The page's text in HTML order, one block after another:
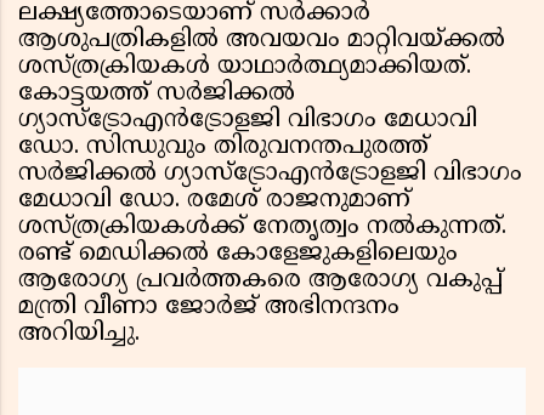
ലക്ഷ്യത്തോടെയാണ് സര്‍ക്കാര്‍
ആശുപത്രികളില്‍ അവയവം മാറ്റിവയ്ക്കല്‍
ശസ്ത്രക്രിയകള്‍ യാഥാര്‍ത്ഥ്യമാക്കിയത്.
കോട്ടയത്ത് സര്‍ജിക്കല്‍
ഗ്യാസ്ട്രോഎന്‍ട്രോളജി വിഭാഗം മേധാവി
ഡോ. സിന്ധുവും തിരുവനന്തപുരത്ത്
സര്‍ജിക്കല്‍ ഗ്യാസ്ട്രോഎന്‍ട്രോളജി വിഭാഗം
മേധാവി ഡോ. രമേശ് രാജനുമാണ്
ശസ്ത്രക്രിയകള്‍ക്ക് നേതൃത്വം നല്‍കുന്നത്.
രണ്ട് മെഡിക്കല്‍ കോളേജുകളിലെയും
ആരോഗ്യ പ്രവര്‍ത്തകരെ ആരോഗ്യ വകുപ്പ്
മന്ത്രി വീണാ ജോര്‍ജ് അഭിനന്ദനം
അറിയിച്ചു.